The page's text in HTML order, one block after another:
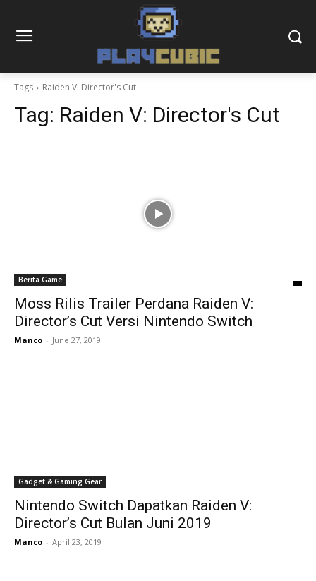
Tags Raiden V: Director's Cut
Tag: Raiden V: Director's Cut
Berita Game
Moss Rilis Trailer Perdana Raiden V:
Director’s Cut Versi Nintendo Switch
Manco - June 27, 2019
Gadget & Gaming Gear
Nintendo Switch Dapatkan Raiden V:
Director’s Cut Bulan Juni 2019
Manco - April 23, 2019